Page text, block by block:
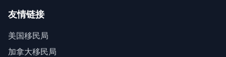
友情链接
美国移民局
加拿大移民局